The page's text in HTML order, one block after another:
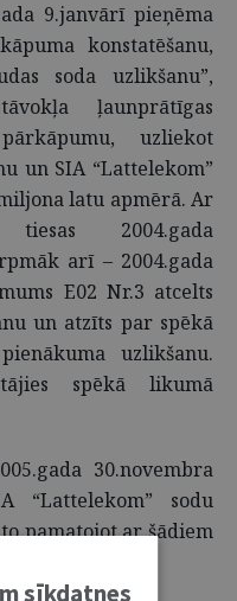
9.janvārī pieņēma
konstatēšanu,
soda uzlikšanu”,
ļaunprātīgas
uzliekot
un SIA “Lattelekom”
latu apmērā. Ar
2004.gada
arī – 2004.gada
E02 Nr.3 atcelts
un atzīts par spēkā
uzlikšanu.
spēkā likumā
30.novembra
“Lattelekom” sodu
pamatojot ar šādiem
sīkdatnes